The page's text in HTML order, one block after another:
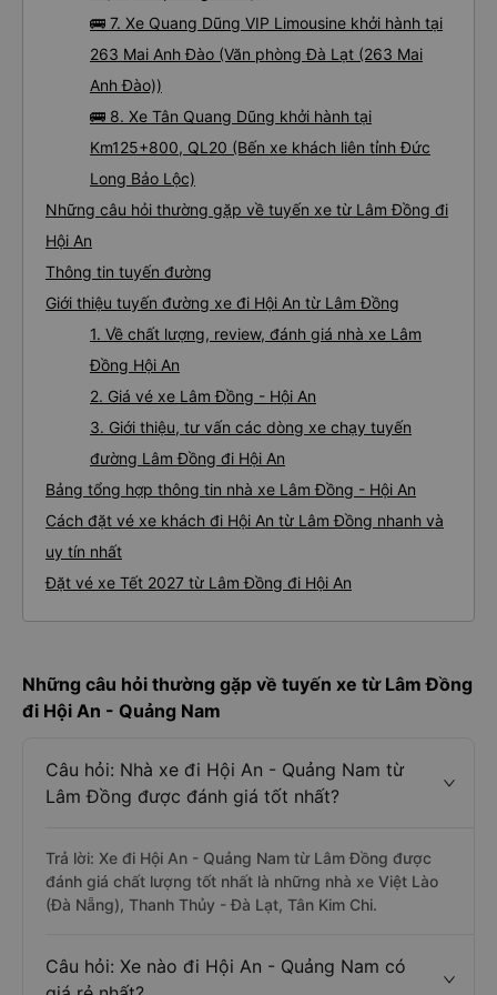
🚌 7. Xe Quang Dũng VIP Limousine khởi hành tại
263 Mai Anh Đào (Văn phòng Đà Lạt (263 Mai
Anh Đào))
🚌 8. Xe Tân Quang Dũng khởi hành tại
Km125+800, QL20 (Bến xe khách liên tỉnh Đức
Long Bảo Lộc)
Những câu hỏi thường gặp về tuyến xe từ Lâm Đồng đi
Hội An
Thông tin tuyến đường
Giới thiệu tuyến đường xe đi Hội An từ Lâm Đồng
1. Về chất lượng, review, đánh giá nhà xe Lâm
Đồng Hội An
2. Giá vé xe Lâm Đồng - Hội An
3. Giới thiệu, tư vấn các dòng xe chạy tuyến
đường Lâm Đồng đi Hội An
Bảng tổng hợp thông tin nhà xe Lâm Đồng - Hội An
Cách đặt vé xe khách đi Hội An từ Lâm Đồng nhanh và
uy tín nhất
Đặt vé xe Tết 2027 từ Lâm Đồng đi Hội An
Những câu hỏi thường gặp về tuyến xe từ Lâm Đồng
đi Hội An - Quảng Nam
Câu hỏi: Nhà xe đi Hội An - Quảng Nam từ
Lâm Đồng được đánh giá tốt nhất?
Trả lời: Xe đi Hội An - Quảng Nam từ Lâm Đồng được
đánh giá chất lượng tốt nhất là những nhà xe Việt Lào
(Đà Nẵng), Thanh Thủy - Đà Lạt, Tân Kim Chi.
Câu hỏi: Xe nào đi Hội An - Quảng Nam có